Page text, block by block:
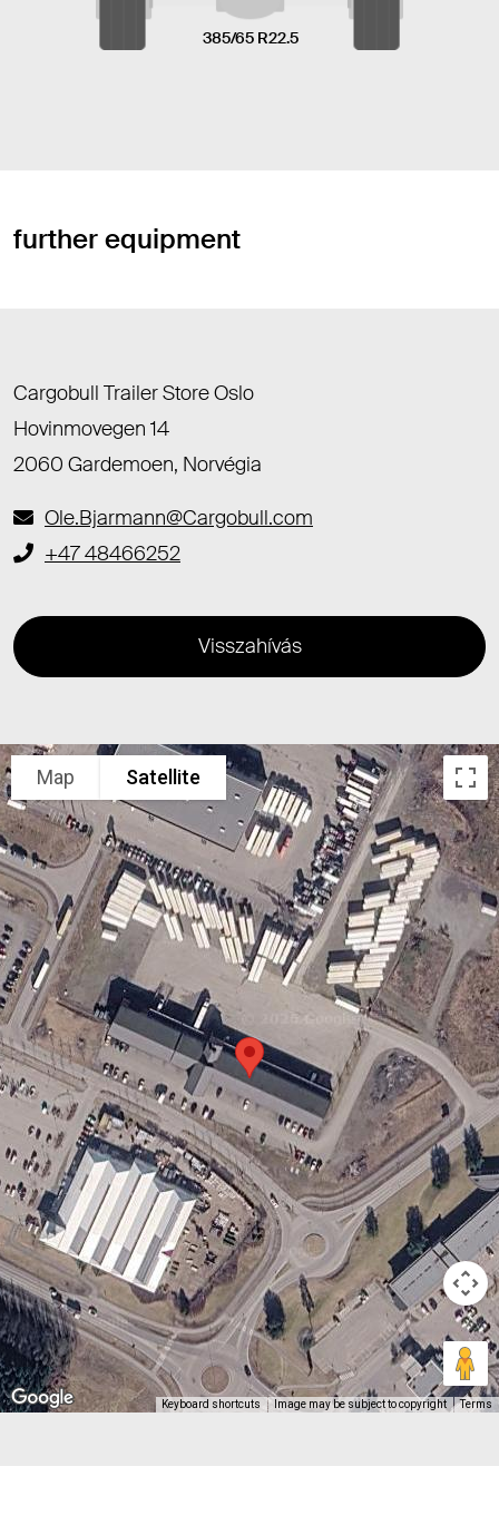
385/65 R22.5
further equipment
Cargobull Trailer Store Oslo
Hovinmovegen 14
2060 Gardemoen, Norvégia
Ole.Bjarmann@Cargobull.com
+47 48466252
Visszahívás
Map Satellite
Keyboard shortcuts Image may be subject to copyright Terms